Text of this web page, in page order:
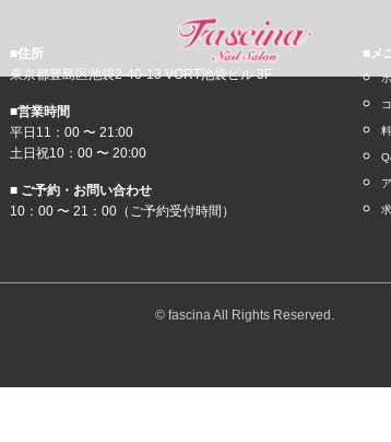
■住所
東京都豊島区池袋2-40-13 VORT池袋ビル 3F
■営業時間
平日11：00 〜 21:00
土日祝10：00 〜 20:00
■ ご予約・お問い合わせ
10：00 〜 21：00（ご予約受付時間）
■メ
© fascina All Rights Reserved.